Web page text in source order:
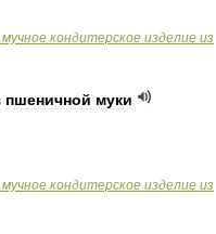
мучное кондитерское изделие из
пшеничной муки
мучное кондитерское изделие из